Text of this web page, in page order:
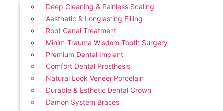
Deep Cleaning & Painless Scaling
Aesthetic & Longlasting Filling
Root Canal Treatment
Minim-Trauma Wisdom Tooth Surgery
Premium Dental Implant
Comfort Dental Prosthesis
Natural Look Veneer Porcelain
Durable & Esthetic Dental Crown
Damon System Braces